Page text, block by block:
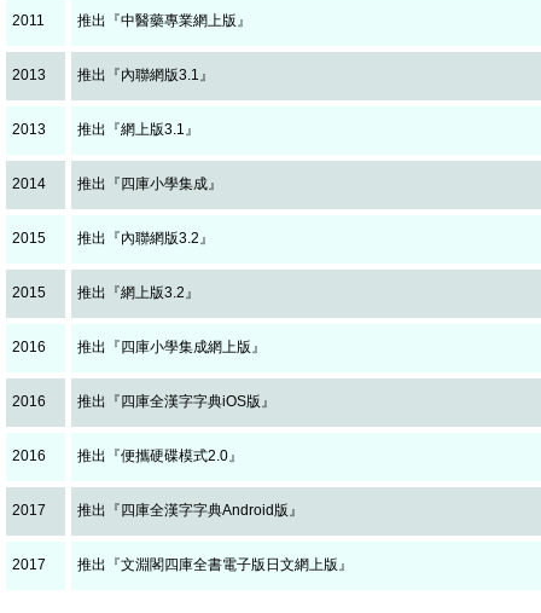
2011 推出『中醫藥專業網上版』
2013 推出『內聯網版3.1』
2013 推出『網上版3.1』
2014 推出『四庫小學集成』
2015 推出『內聯網版3.2』
2015 推出『網上版3.2』
2016 推出『四庫小學集成網上版』
2016 推出『四庫全漢字字典iOS版』
2016 推出『便攜硬碟模式2.0』
2017 推出『四庫全漢字字典Android版』
2017 推出『文淵閣四庫全書電子版日文網上版』